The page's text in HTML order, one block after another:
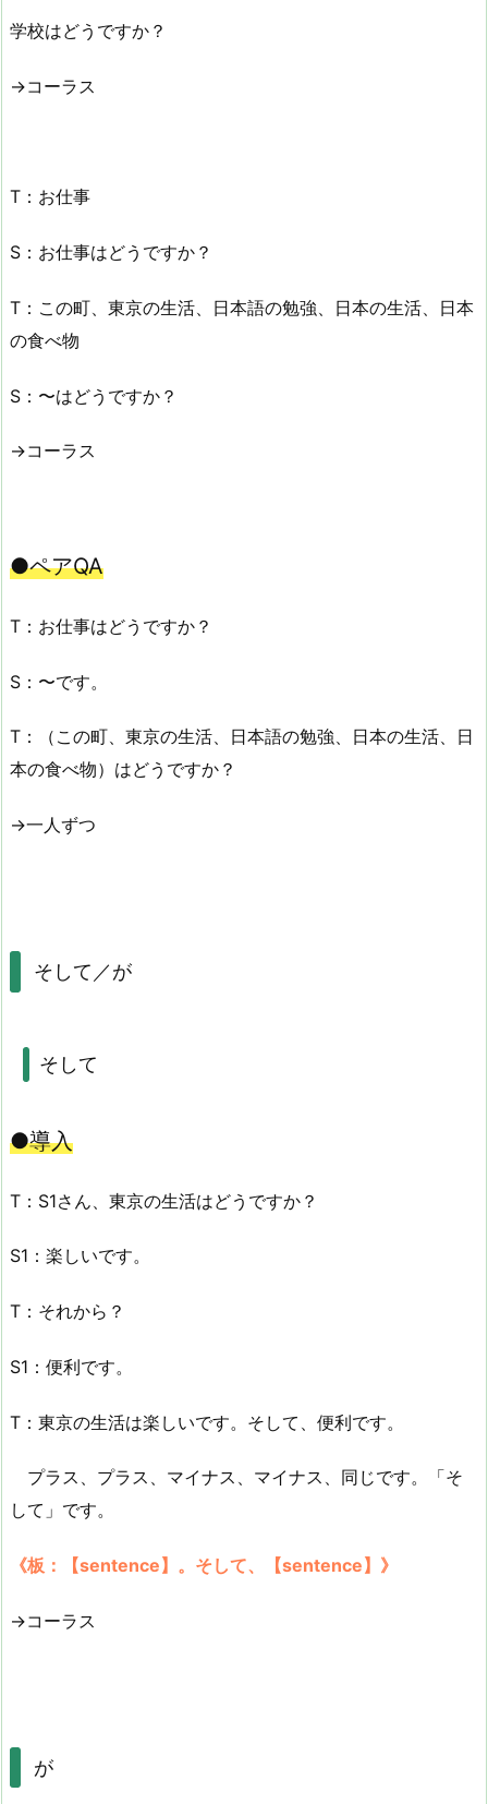
学校はどうですか？
→コーラス
T：お仕事
S：お仕事はどうですか？
T：この町、東京の生活、日本語の勉強、日本の生活、日本
の食べ物
S：〜はどうですか？
→コーラス
●ペアQA
T：お仕事はどうですか？
S：〜です。
T：（この町、東京の生活、日本語の勉強、日本の生活、日
本の食べ物）はどうですか？
→一人ずつ
そして／が
そして
●導入
T：S1さん、東京の生活はどうですか？
S1：楽しいです。
T：それから？
S1：便利です。
T：東京の生活は楽しいです。そして、便利です。
プラス、プラス、マイナス、マイナス、同じです。「そ
して」です。
《板：【sentence】。そして、【sentence】》
→コーラス
が